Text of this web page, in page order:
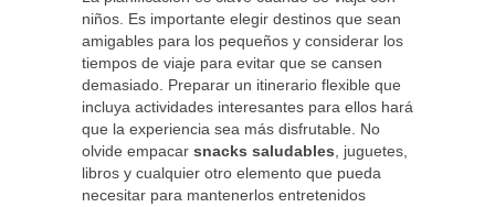
niños. Es importante elegir destinos que sean
amigables para los pequeños y considerar los
tiempos de viaje para evitar que se cansen
demasiado. Preparar un itinerario flexible que
incluya actividades interesantes para ellos hará
que la experiencia sea más disfrutable. No
olvide empacar snacks saludables , juguetes,
libros y cualquier otro elemento que pueda
necesitar para mantenerlos entretenidos